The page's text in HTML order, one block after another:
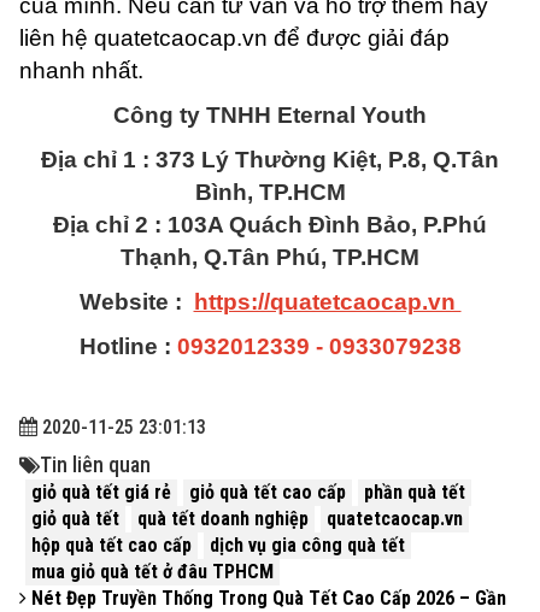
của mình. Nếu cần tư vấn và hỗ trợ thêm hãy
liên hệ quatetcaocap.vn để được giải đáp
nhanh nhất.
Công ty TNHH Eternal Youth
Địa chỉ 1 : 373 Lý Thường Kiệt, P.8, Q.Tân
Bình, TP.HCM
Địa chỉ 2 : 103A Quách Đình Bảo, P.Phú
Thạnh, Q.Tân Phú, TP.HCM
Website :
https://quatetcaocap.vn
Hotline : 0932012339 - 0933079238
2020-11-25 23:01:13
giỏ quà tết giá rẻ giỏ quà tết cao cấp
phần quà tết
giỏ quà tết
quà tết doanh nghiệp
quatetcaocap.vn
hộp quà tết cao cấp
dịch vụ gia công quà tết
mua giỏ quà tết ở đâu TPHCM
Tin liên quan
Nét Đẹp Truyền Thống Trong Quà Tết Cao Cấp 2026 – Gần